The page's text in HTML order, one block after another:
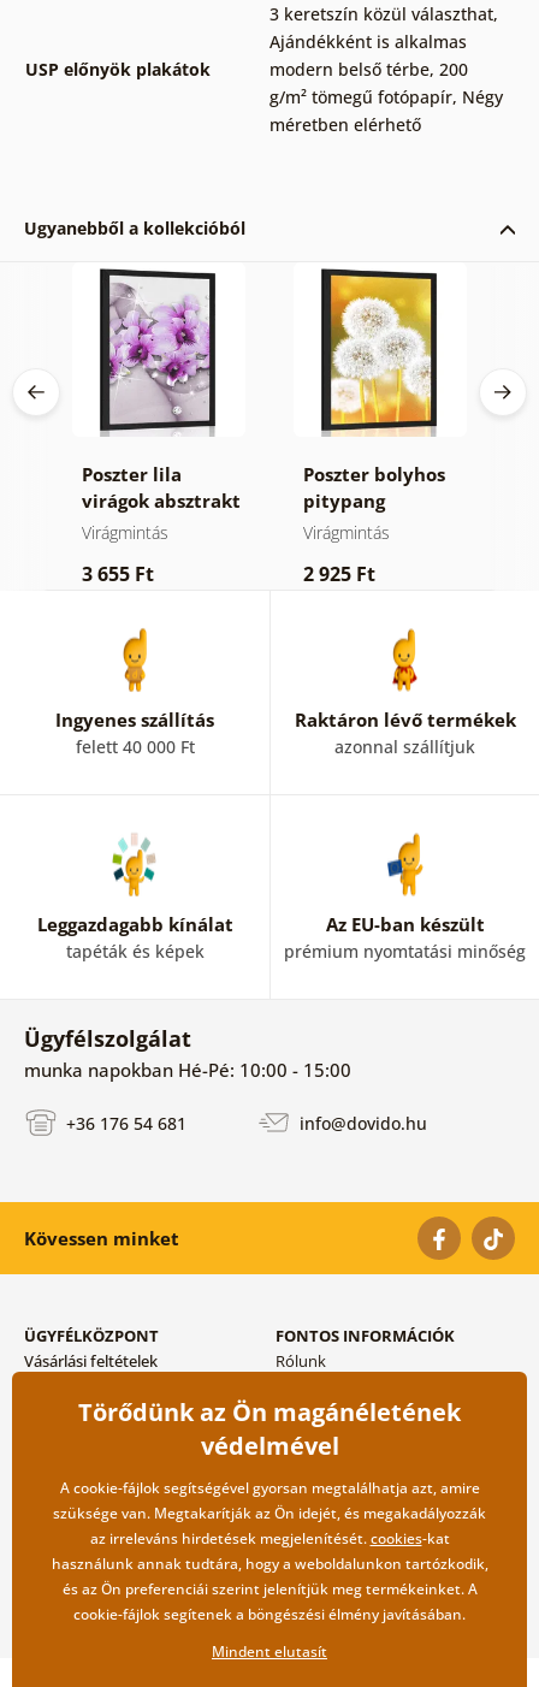
USP előnyök plakátok
3 keretszín közül választhat,
Ajándékként is alkalmas
modern belső térbe, 200
g/m² tömegű fotópapír, Négy
méretben elérhető
Ugyanebből a kollekcióból
Poszter lila
virágok absztrakt
háttéren
Virágmintás
3 655 Ft
Poszter bolyhos
pitypang
Virágmintás
2 925 Ft
Ingyenes szállítás
felett 40 000 Ft
Raktáron lévő termékek
azonnal szállítjuk
Leggazdagabb kínálat
tapéták és képek
Az EU-ban készült
prémium nyomtatási minőség
Ügyfélszolgálat
munka napokban Hé-Pé: 10:00 - 15:00
+36 176 54 681 info@dovido.hu
Kövessen minket
ÜGYFÉLKÖZPONT
Vásárlási feltételek
Szállítási és fizetési módok
FONTOS INFORMÁCIÓK
Rólunk
Blog
Kapcsolat
Nagykereskedelmi
együttműködés
Törődünk az Ön magánéletének
védelmével
A cookie-fájlok segítségével gyorsan megtalálhatja azt, amire
szüksége van. Megtakarítják az Ön idejét, és megakadályozzák
az irreleváns hirdetések megjelenítését.cookies-kat
használunk annak tudtára, hogy a weboldalunkon tartózkodik,
és az Ön preferenciái szerint jelenítjük meg termékeinket. A
cookie-fájlok segítenek a böngészési élmény javításában.
Mindent elutasít